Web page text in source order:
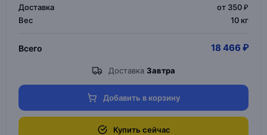
Доставка
от 350 ₽
Вес
10 кг
Всего 18 466 ₽
Доставка Завтра
Добавить в корзину
Купить сейчас